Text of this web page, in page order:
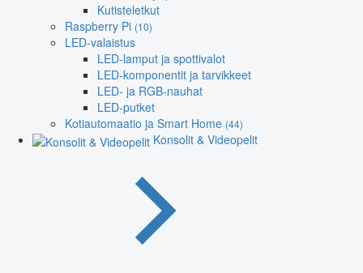
Kutisteletkut
Raspberry Pi (10)
LED-valaistus
LED-lamput ja spottivalot
LED-komponentit ja tarvikkeet
LED- ja RGB-nauhat
LED-putket
Kotiautomaatio ja Smart Home (44)
Konsolit & Videopelit